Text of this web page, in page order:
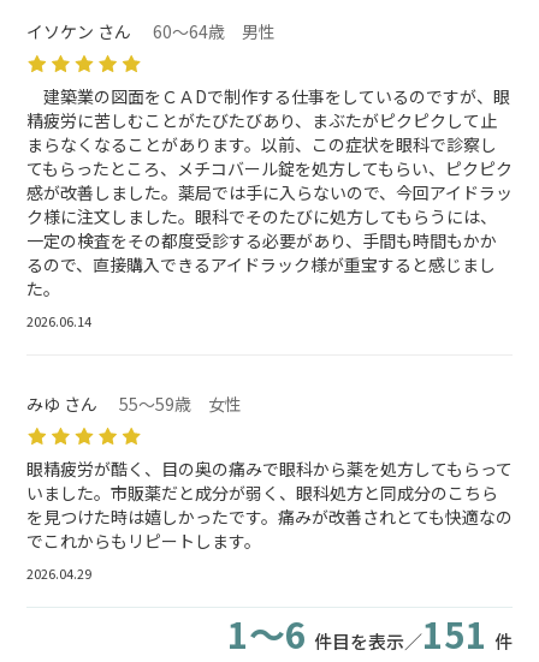
イソケン さん 60～64歳 男性
建築業の図面をＣＡDで制作する仕事をしているのですが、眼
精疲労に苦しむことがたびたびあり、まぶたがピクピクして止
まらなくなることがあります。以前、この症状を眼科で診察し
てもらったところ、メチコバール錠を処方してもらい、ピクピク
感が改善しました。薬局では手に入らないので、今回アイドラッ
ク様に注文しました。眼科でそのたびに処方してもらうには、
一定の検査をその都度受診する必要があり、手間も時間もかか
るので、直接購入できるアイドラック様が重宝すると感じまし
た。
2026.06.14
みゆ さん 55～59歳 女性
眼精疲労が酷く、目の奥の痛みで眼科から薬を処方してもらって
いました。市販薬だと成分が弱く、眼科処方と同成分のこちら
を見つけた時は嬉しかったです。痛みが改善されとても快適なの
でこれからもリピートします。
2026.04.29
1～6 件目を表示／151 件